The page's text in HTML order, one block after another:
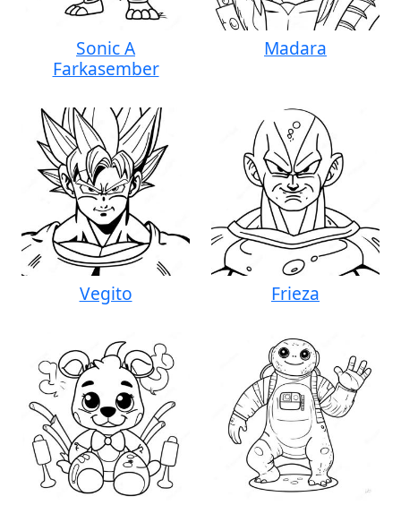
Sonic A
Farkasember
Madara
Vegito Frieza